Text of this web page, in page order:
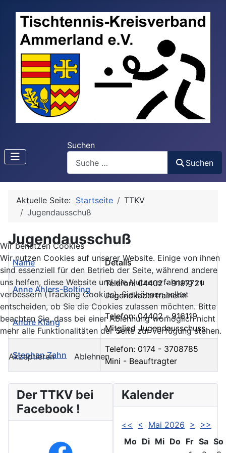
Suchen
Suchen
Aktuelle Seite: Startseite
TTKV
Jugendausschuß
Jugendausschuß
Name Details
Anne Ahlers-Bolting
Telefon: 04402 - 9197721
Jugendkadertrainerin
Andre Klang
Telefon: 04402 - 916119
Mitglied Jugendausschuss
Stephan Zahn
Telefon: 0174 - 3708785
Mini - Beauftragter
Der TTKV bei
Facebook !
Kalender
<< < Mai 2026 >
>>
Mo Di Mi Do Fr Sa So
Wir benutzen Cookies
Wir nutzen Cookies auf unserer Website. Einige von ihnen
sind essenziell für den Betrieb der Seite, während andere
uns helfen, diese Website und die Nutzererfahrung zu
verbessern (Tracking Cookies). Sie können selbst
entscheiden, ob Sie die Cookies zulassen möchten. Bitte
beachten Sie, dass bei einer Ablehnung womöglich nicht
mehr alle Funktionalitäten der Seite zur Verfügung stehen.
Akzeptieren Ablehnen